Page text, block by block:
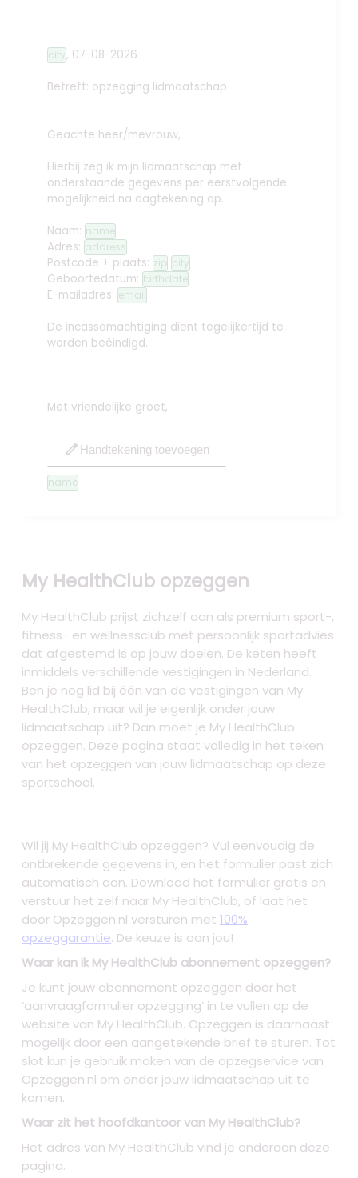
city, 07-08-2026
Betreft: opzegging lidmaatschap
Geachte heer/mevrouw,
Hierbij zeg ik mijn lidmaatschap met
onderstaande gegevens per eerstvolgende
mogelijkheid na dagtekening op.
Naam: name
Adres: address
Postcode + plaats: zip city
Geboortedatum: birthdate
E-mailadres: email
De incassomachtiging dient tegelijkertijd te
worden beëindigd.
Met vriendelijke groet,
edit Handtekening toevoegen
name
My HealthClub opzeggen
My HealthClub prijst zichzelf aan als premium sport-,
fitness- en wellnessclub met persoonlijk sportadvies
dat afgestemd is op jouw doelen. De keten heeft
inmiddels verschillende vestigingen in Nederland.
Ben je nog lid bij één van de vestigingen van My
HealthClub, maar wil je eigenlijk onder jouw
lidmaatschap uit? Dan moet je My HealthClub
opzeggen. Deze pagina staat volledig in het teken
van het opzeggen van jouw lidmaatschap op deze
sportschool.
Wil jij My HealthClub opzeggen? Vul eenvoudig de
ontbrekende gegevens in, en het formulier past zich
automatisch aan. Download het formulier gratis en
verstuur het zelf naar My HealthClub, of laat het
door Opzeggen.nl versturen met100%
opzeggarantie. De keuze is aan jou!
Waar kan ik My HealthClub abonnement opzeggen?
Je kunt jouw abonnement opzeggen door het
‘aanvraagformulier opzegging’ in te vullen op de
website van My HealthClub. Opzeggen is daarnaast
mogelijk door een aangetekende brief te sturen. Tot
slot kun je gebruik maken van de opzegservice van
Opzeggen.nl om onder jouw lidmaatschap uit te
komen.
Waar zit het hoofdkantoor van My HealthClub?
Het adres van My HealthClub vind je onderaan deze
pagina.